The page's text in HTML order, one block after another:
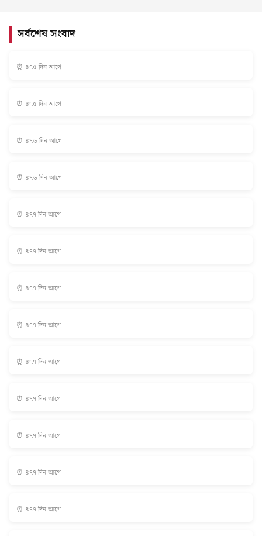
সর্বশেষ সংবাদ
⏰ ৪৭৫ দিন আগে
⏰ ৪৭৫ দিন আগে
⏰ ৪৭৬ দিন আগে
⏰ ৪৭৬ দিন আগে
⏰ ৪৭৭ দিন আগে
⏰ ৪৭৭ দিন আগে
⏰ ৪৭৭ দিন আগে
⏰ ৪৭৭ দিন আগে
⏰ ৪৭৭ দিন আগে
⏰ ৪৭৭ দিন আগে
⏰ ৪৭৭ দিন আগে
⏰ ৪৭৭ দিন আগে
⏰ ৪৭৭ দিন আগে